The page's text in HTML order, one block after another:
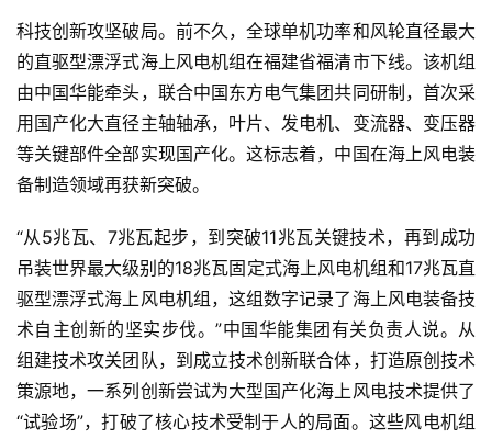
科技创新攻坚破局。前不久，全球单机功率和风轮直径最大
的直驱型漂浮式海上风电机组在福建省福清市下线。该机组
由中国华能牵头，联合中国东方电气集团共同研制，首次采
用国产化大直径主轴轴承，叶片、发电机、变流器、变压器
等关键部件全部实现国产化。这标志着，中国在海上风电装
备制造领域再获新突破。
“从5兆瓦、7兆瓦起步，到突破11兆瓦关键技术，再到成功
吊装世界最大级别的18兆瓦固定式海上风电机组和17兆瓦直
驱型漂浮式海上风电机组，这组数字记录了海上风电装备技
术自主创新的坚实步伐。”中国华能集团有关负责人说。从
组建技术攻关团队，到成立技术创新联合体，打造原创技术
策源地，一系列创新尝试为大型国产化海上风电技术提供了
“试验场”，打破了核心技术受制于人的局面。这些风电机组